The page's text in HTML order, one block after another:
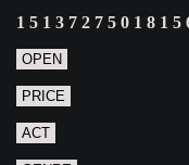
OPEN
PRICE
ACT